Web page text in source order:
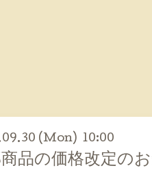
(Mon) 10:00
品の価格改定の